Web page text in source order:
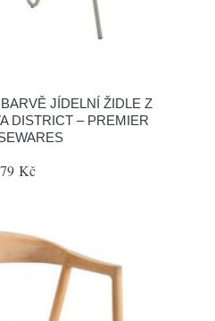
JÍDELNÍ ŽIDLE Z
DISTRICT – PREMIER
Kč